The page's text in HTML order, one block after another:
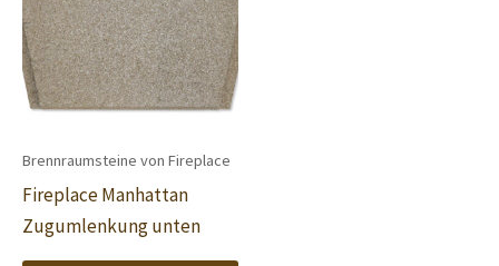
Brennraumsteine von Fireplace
Fireplace Manhattan
Zugumlenkung unten